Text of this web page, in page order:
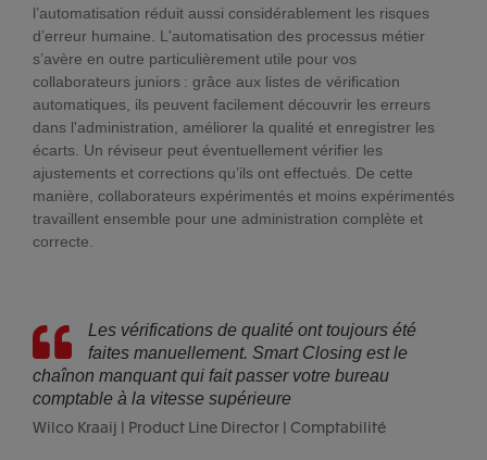
l’automatisation réduit aussi considérablement les risques
d’erreur humaine. L'automatisation des processus métier
s’avère en outre particulièrement utile pour vos
collaborateurs juniors : grâce aux listes de vérification
automatiques, ils peuvent facilement découvrir les erreurs
dans l'administration, améliorer la qualité et enregistrer les
écarts. Un réviseur peut éventuellement vérifier les
ajustements et corrections qu’ils ont effectués. De cette
manière, collaborateurs expérimentés et moins expérimentés
travaillent ensemble pour une administration complète et
correcte.
Les vérifications de qualité ont toujours été
faites manuellement. Smart Closing est le
chaînon manquant qui fait passer votre bureau
comptable à la vitesse supérieure
Wilco Kraaij | Product Line Director | Comptabilité